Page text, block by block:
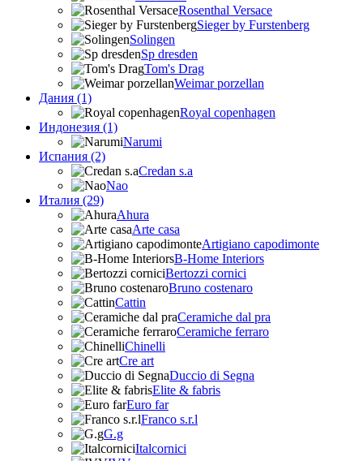
Rosenthal Versace
Sieger by Furstenberg
Solingen
Sp dresden
Tom's Drag
Weimar porzellan
Дания (1)
Royal copenhagen
Индонезия (1)
Narumi
Испания (2)
Credan s.a
Nao
Италия (29)
Ahura
Arte casa
Artigiano capodimonte
B-Home Interiors
Bertozzi cornici
Bruno costenaro
Cattin
Ceramiche dal pra
Ceramiche ferraro
Chinelli
Cre art
Duccio di Segna
Elite & fabris
Euro far
Franco s.r.l
G.g
Italcornici